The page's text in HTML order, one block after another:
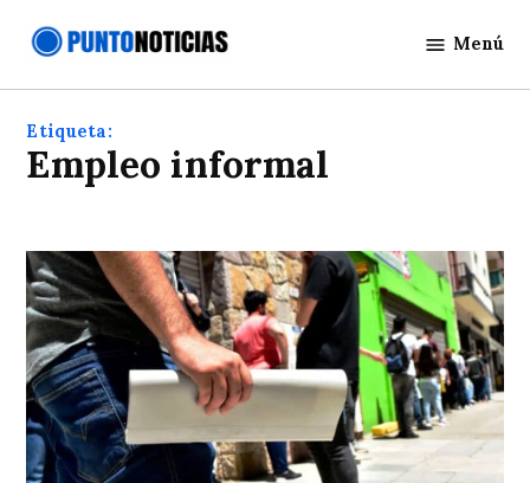
Noticias
Menú
Etiqueta:
empleo informal